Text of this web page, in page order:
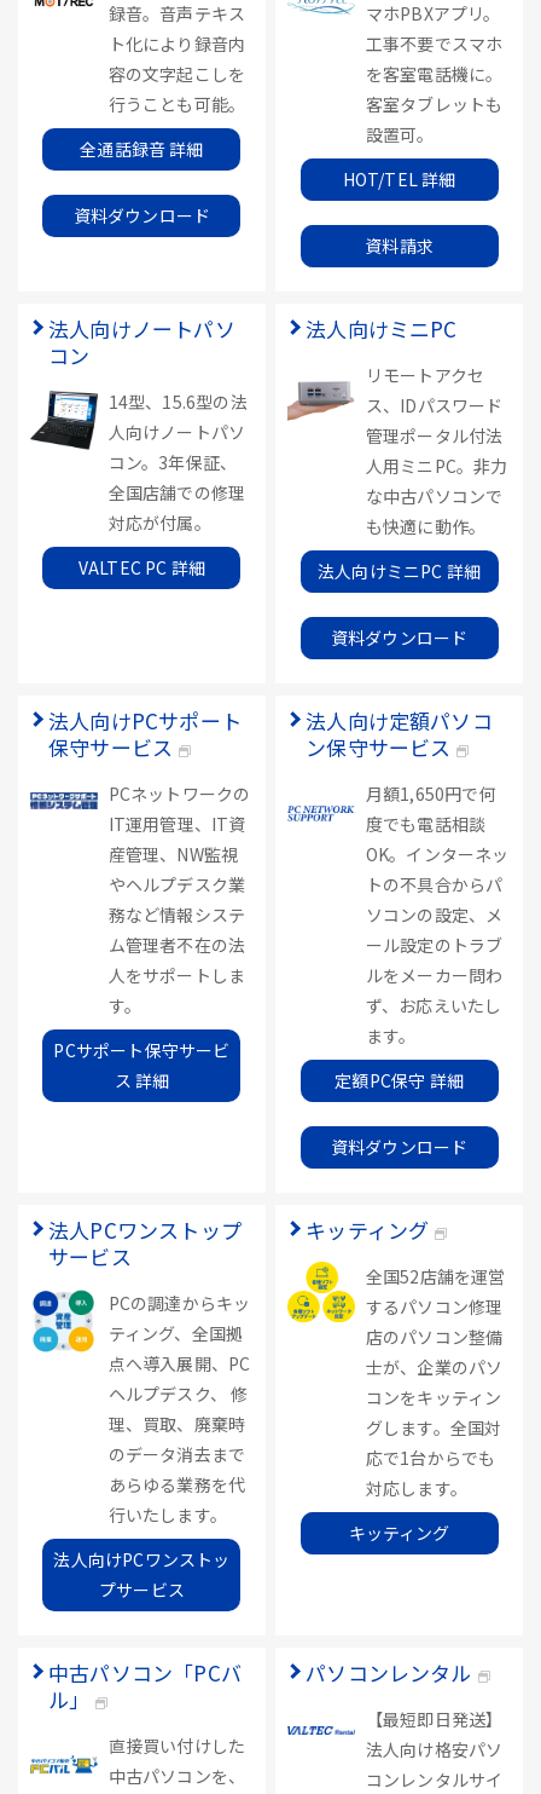
録音。音声テキス
ト化により録音内
容の文字起こしを
行うことも可能。
全通話録音 詳細
資料ダウンロード
マホPBXアプリ。
工事不要でスマホ
を客室電話機に。
客室タブレットも
設置可。
HOT/TEL 詳細
資料請求
法人向けノートパソ
コン
14型、15.6型の法
人向けノートパソ
コン。3年保証、
全国店舗での修理
対応が付属。
VALTEC PC 詳細
法人向けミニPC
リモートアクセ
ス、IDパスワード
管理ポータル付法
人用ミニPC。非力
な中古パソコンで
も快適に動作。
法人向けミニPC 詳細
資料ダウンロード
法人向けPCサポート
保守サービス
PCネットワークの
IT運用管理、IT資
産管理、NW監視
やヘルプデスク業
務など情報システ
ム管理者不在の法
人をサポートしま
す。
PCサポート保守サービ
ス 詳細
法人向け定額パソコ
ン保守サービス
月額1,650円で何
度でも電話相談
OK。インターネッ
トの不具合からパ
ソコンの設定、メ
ール設定のトラブ
ルをメーカー問わ
ず、お応えいたし
ます。
定額PC保守 詳細
資料ダウンロード
法人PCワンストップ
サービス
PCの調達からキッ
ティング、全国拠
点へ導入展開、PC
ヘルプデスク、 修
理、買取、廃棄時
のデータ消去まで
あらゆる業務を代
行いたします。
法人向けPCワンストッ
プサービス
キッティング
全国52店舗を運営
するパソコン修理
店のパソコン整備
士が、企業のパソ
コンをキッティン
グします。全国対
応で1台からでも
対応します。
キッティング
中古パソコン「PCバ
ル」
直接買い付けした
中古パソコンを、
パソコンレンタル
【最短即日発送】
法人向け格安パソ
コンレンタルサイ